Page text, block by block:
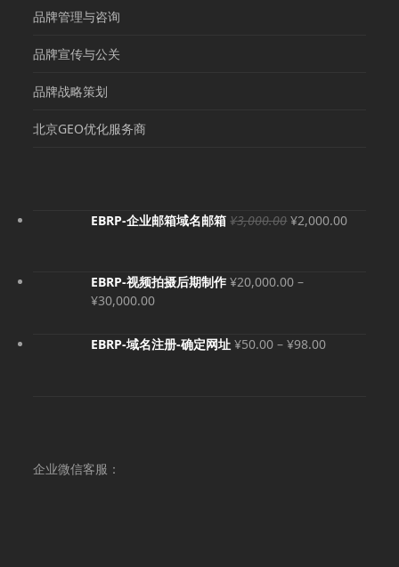
品牌管理与咨询
品牌宣传与公关
品牌战略策划
北京GEO优化服务商
EBRP-企业邮箱域名邮箱 ¥3,000.00 原
¥3,000.00。
¥2,000.00当
EBRP-视频拍摄后期制作 ¥20,000.00 –
¥30,000.00价
范
围：
EBRP-域名注册-确定网址 ¥50.00 – ¥98.00价
企业微信客服：